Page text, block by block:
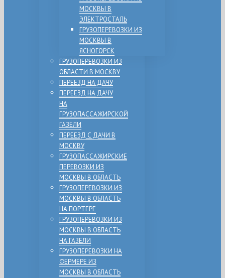
МОСКВЫ В
ЭЛЕКТРОСТАЛЬ
ГРУЗОПЕРЕВОЗКИ ИЗ
МОСКВЫ В
ЯСНОГОРСК
ГРУЗОПЕРЕВОЗКИ ИЗ
ОБЛАСТИ В МОСКВУ
ПЕРЕЕЗД НА ДАЧУ
ПЕРЕЕЗД НА ДАЧУ
НА
ГРУЗОПАССАЖИРСКОЙ
ГАЗЕЛИ
ПЕРЕЕЗД С ДАЧИ В
МОСКВУ
ГРУЗОПАССАЖИРСКИЕ
ПЕРЕВОЗКИ ИЗ
МОСКВЫ В ОБЛАСТЬ
ГРУЗОПЕРЕВОЗКИ ИЗ
МОСКВЫ В ОБЛАСТЬ
НА ПОРТЕРЕ
ГРУЗОПЕРЕВОЗКИ ИЗ
МОСКВЫ В ОБЛАСТЬ
НА ГАЗЕЛИ
ГРУЗОПЕРЕВОЗКИ НА
ФЕРМЕРЕ ИЗ
МОСКВЫ В ОБЛАСТЬ